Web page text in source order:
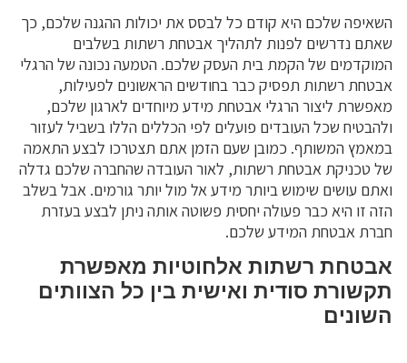
השאיפה שלכם היא קודם כל לבסס את יכולות ההגנה שלכם, כך
שאתם נדרשים לפנות לתהליך אבטחת רשתות בשלבים
המוקדמים של הקמת בית העסק שלכם. הטמעה נכונה של הרגלי
אבטחת רשתות תפסיק כבר בחודשים הראשונים לפעילות,
מאפשרת ליצור הרגלי אבטחת מידע מיוחדים לארגון שלכם,
ולהבטיח שכל העובדים פועלים לפי הכללים הללו בשביל לעזור
במאמץ המשותף. כמובן שעם הזמן אתם תצטרכו לבצע התאמה
של טכניקת אבטחת רשתות, לאור העובדה שהחברה שלכם גדלה
ואתם עושים שימוש ביותר מידע אל מול יותר גורמים. אבל בשלב
הזה זו היא כבר פעולה יחסית פשוטה אותה ניתן לבצע בעזרת
חברת אבטחת המידע שלכם.
אבטחת רשתות אלחוטיות מאפשרת
תקשורת סודית ואישית בין כל הצוותים
השונים